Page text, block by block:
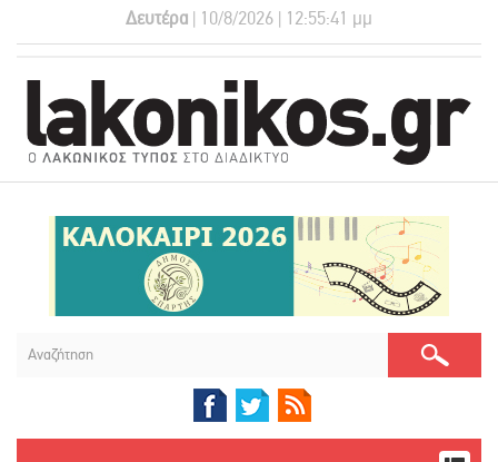
Δευτέρα | 10/8/2026 | 12:55:42 μμ